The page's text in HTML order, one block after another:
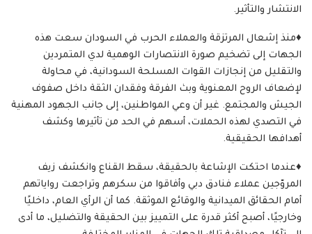
الانتشار والتأثير.
♦️منذ إشعال المرتزقة والعملاء الحرب في السودان سعت هذه
الجهات إلى تضخيم صورة الانتصارات الوهمية لدي المتمردين
والتقليل من إنجازات القوات المسلحة السودانية، في محاولة
لإضعاف الروح المعنوية وبث الفرقة وفقدان الثقة داخل صفوف
الجيش والمجتمع. غير أن وعي المواطنين، إلى جانب الجهود المهنية
في التصدي لهذه الحملات، أسهم في الحد من تأثيرها وكشف
أهدافها الحقيقية.
♦️عندما احتكت الإشاعة بالحقيقة، سقط القناع وانكشف زيف
المروّجين عملاء فنادق دبي وأفاقوا من سكرهم وتراجعت رواياتهم
أمام الحقائق الميدانية والوقائع الموثقة. كما أن الرأي العام، داخليًا
وخارجيًا، أصبح أكثر قدرة على التمييز بين الحقيقة والتضليل، ما أدى